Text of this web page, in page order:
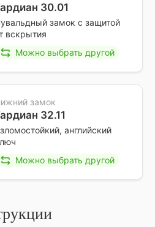
30.01
замок с защитой
вскрытия
Можно выбрать другой
замок
32.11
английский
Можно выбрать другой